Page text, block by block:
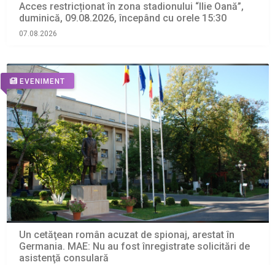
Acces restricționat în zona stadionului “Ilie Oană”,
duminică, 09.08.2026, începând cu orele 15:30
07.08.2026
EVENIMENT
Un cetăţean român acuzat de spionaj, arestat în
Germania. MAE: Nu au fost înregistrate solicitări de
asistenţă consulară